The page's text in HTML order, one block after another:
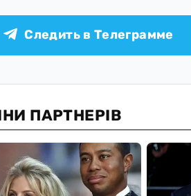
Следить в Телеграмме